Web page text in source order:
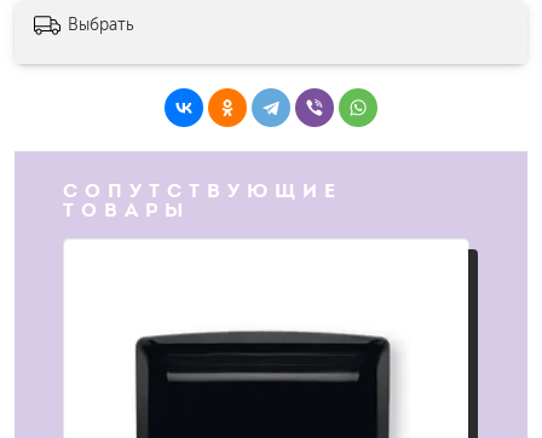
Выбрать
СОПУТСТВУЮЩИЕ
ТОВАРЫ